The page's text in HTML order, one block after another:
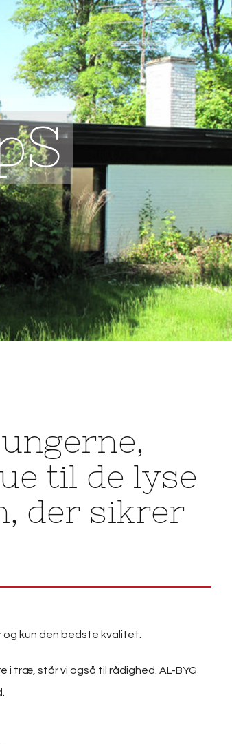
til de lyse
der sikrer
kun den bedste kvalitet.
træ, står vi også til rådighed. AL-BYG